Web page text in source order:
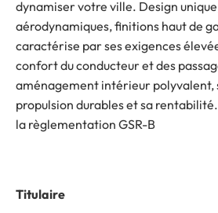
dynamiser votre ville. Design
aérodynamiques, finitions haut de
caractérise par ses exigences
confort du conducteur et des
aménagement intérieur polyvalent,
propulsion durables et sa
la règlementation GSR-B
Titulaire